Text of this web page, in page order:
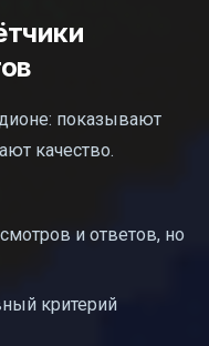
показывают
качество.
и ответов, но
критерий